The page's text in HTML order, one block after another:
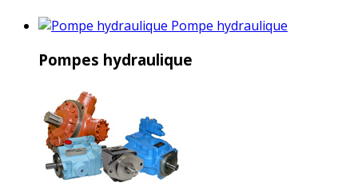
Pompe hydraulique
Pompes hydraulique